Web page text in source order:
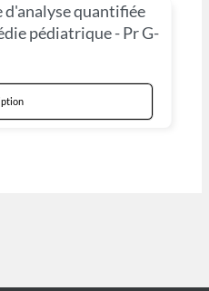
quantifiée
pédiatrique - Pr G-